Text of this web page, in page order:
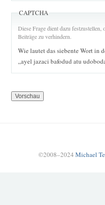
CAPTCHA
Diese Frage dient dazu
Beiträge zu verhindern.
Wie lautet das siebente Wort in
„ayel jazaci bafodud atu
©2008–2024 Michael